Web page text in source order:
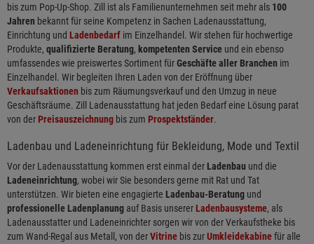
bis zum Pop-Up-Shop. Zill ist als Familienunternehmen seit mehr als 100
Jahren bekannt für seine Kompetenz in Sachen Ladenausstattung,
Einrichtung und Ladenbedarf im Einzelhandel. Wir stehen für hochwertige
Produkte, qualifizierte Beratung, kompetenten Service und ein ebenso
umfassendes wie preiswertes Sortiment fürGeschäfte aller Branchen im
Einzelhandel. Wir begleiten Ihren Laden von der Eröffnung über
Verkaufsaktionen bis zum Räumungsverkauf und den Umzug in neue
Geschäftsräume. Zill Ladenausstattung hat jeden Bedarf eine Lösung parat
von derPreisauszeichnung bis zum Prospektständer.
Ladenbau und Ladeneinrichtung für Bekleidung, Mode und Textil
Vor der Ladenausstattung kommen erst einmal der Ladenbau und die
Ladeneinrichtung, wobei wir Sie besonders gerne mit Rat und Tat
unterstützen. Wir bieten eine engagierte Ladenbau-Beratung und
professionelle Ladenplanung auf Basis unsererLadenbausysteme, als
Ladenausstatter und Ladeneinrichter sorgen wir von der Verkaufstheke bis
zum Wand-Regal aus Metall, von derVitrine bis zurUmkleidekabinefür alle